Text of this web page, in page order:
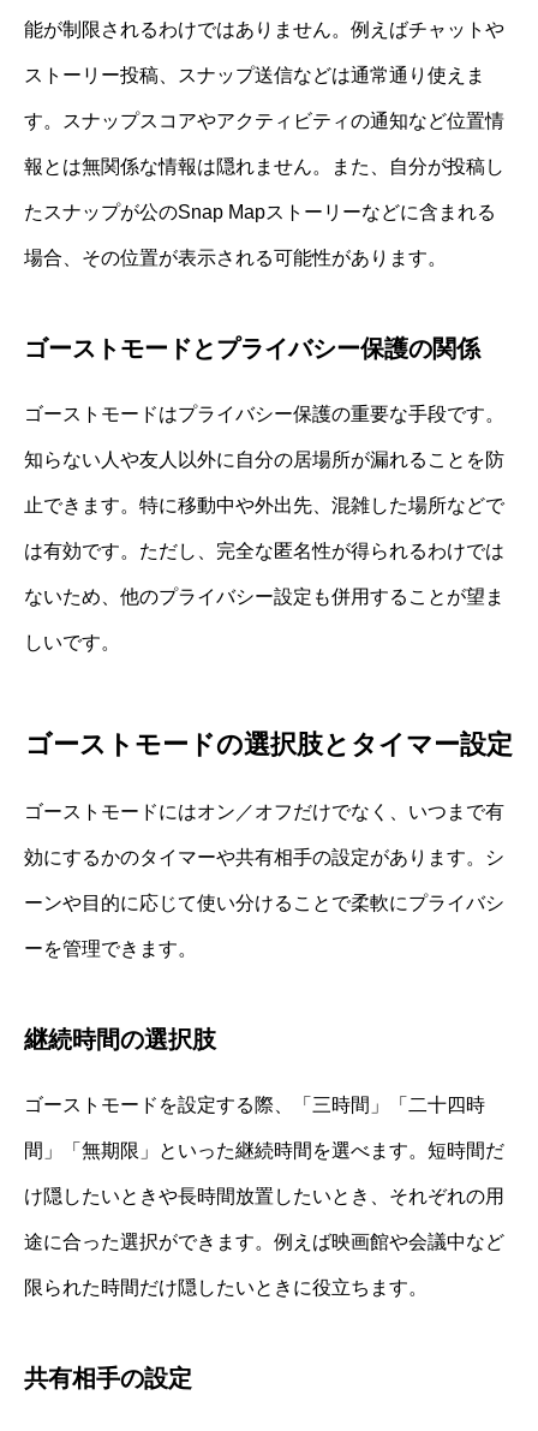
能が制限されるわけではありません。例えばチャットや
ストーリー投稿、スナップ送信などは通常通り使えま
す。スナップスコアやアクティビティの通知など位置情
報とは無関係な情報は隠れません。また、自分が投稿し
たスナップが公のSnap Mapストーリーなどに含まれる
場合、その位置が表示される可能性があります。
ゴーストモードとプライバシー保護の関係
ゴーストモードはプライバシー保護の重要な手段です。
知らない人や友人以外に自分の居場所が漏れることを防
止できます。特に移動中や外出先、混雑した場所などで
は有効です。ただし、完全な匿名性が得られるわけでは
ないため、他のプライバシー設定も併用することが望ま
しいです。
ゴーストモードの選択肢とタイマー設定
ゴーストモードにはオン／オフだけでなく、いつまで有
効にするかのタイマーや共有相手の設定があります。シ
ーンや目的に応じて使い分けることで柔軟にプライバシ
ーを管理できます。
継続時間の選択肢
ゴーストモードを設定する際、「三時間」「二十四時
間」「無期限」といった継続時間を選べます。短時間だ
け隠したいときや長時間放置したいとき、それぞれの用
途に合った選択ができます。例えば映画館や会議中など
限られた時間だけ隠したいときに役立ちます。
共有相手の設定